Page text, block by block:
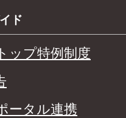
ド
ップ特例制度
ータル連携